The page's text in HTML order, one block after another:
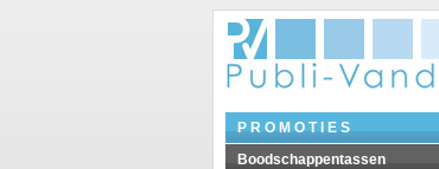
P R O M O T I E S
Boodschappentassen